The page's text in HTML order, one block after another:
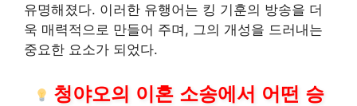
유명해졌다. 이러한 유행어는 킹 기훈의 방송을 더
욱 매력적으로 만들어 주며, 그의 개성을 드러내는
중요한 요소가 되었다.
청야오의 이혼 소송에서 어떤 승